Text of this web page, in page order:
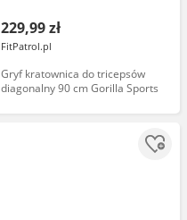
229,99 zł
FitPatrol.pl
Gryf kratownica do tricepsów
diagonalny 90 cm Gorilla Sports